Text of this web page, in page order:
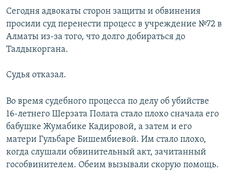
Сегодня адвокаты сторон защиты и обвинения
просили суд перенести процесс в учреждение №72 в
Алматы из-за того, что долго добираться до
Талдыкоргана.
Судья отказал.
Во время судебного процесса по делу об убийстве
16-летнего Шерзата Полата стало плохо сначала его
бабушке Жумабике Кадировой, а затем и его
матери Гульбаре Бишембиевой. Им стало плохо,
когда слушали обвинительный акт, зачитанный
гособвинителем. Обеим вызывали скорую помощь.